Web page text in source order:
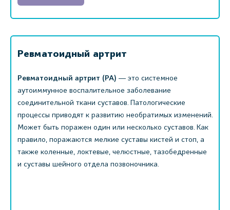
Ревматоидный артрит
Ревматоидный артрит (РА) ― это системное
аутоиммунное воспалительное заболевание
соединительной ткани суставов. Патологические
процессы приводят к развитию необратимых изменений.
Может быть поражен один или несколько суставов. Как
правило, поражаются мелкие суставы кистей и стоп, а
также коленные, локтевые, челюстные, тазобедренные
и суставы шейного отдела позвоночника.